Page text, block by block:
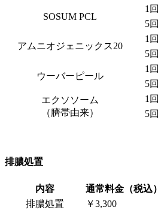
SOSUM PCL
1回
5回
アムニオジェニックス20
1回
5回
ウーバーピール
1回
5回
エクソソーム
（臍帯由来）
1回
5回
排膿処置
内容
通常料金（税込）
排膿処置
￥3,300